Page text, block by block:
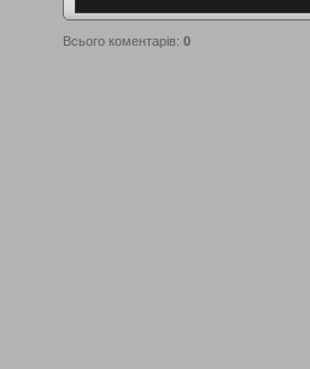
Всього коментарів: 0